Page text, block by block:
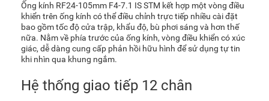
Ống kính RF24-105mm F4-7.1 IS STM kết hợp một vòng điều
khiển trên ống kính có thể điều chỉnh trực tiếp nhiều cài đặt
bao gồm tốc độ cửa trập, khẩu độ, bù phơi sáng và hơn thế
nữa. Nằm về phía trước của ống kính, vòng điều khiển có xúc
giác, dễ dàng cung cấp phản hồi hữu hình để sử dụng tự tin
khi nhìn qua khung ngắm.
Hệ thống giao tiếp 12 chân